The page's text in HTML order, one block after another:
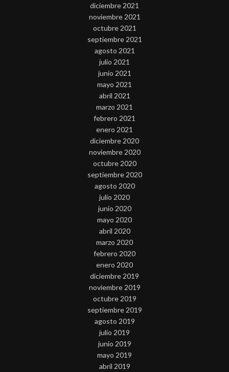
diciembre 2021
noviembre 2021
octubre 2021
septiembre 2021
agosto 2021
julio 2021
junio 2021
mayo 2021
abril 2021
marzo 2021
febrero 2021
enero 2021
diciembre 2020
noviembre 2020
octubre 2020
septiembre 2020
agosto 2020
julio 2020
junio 2020
mayo 2020
abril 2020
marzo 2020
febrero 2020
enero 2020
diciembre 2019
noviembre 2019
octubre 2019
septiembre 2019
agosto 2019
julio 2019
junio 2019
mayo 2019
abril 2019